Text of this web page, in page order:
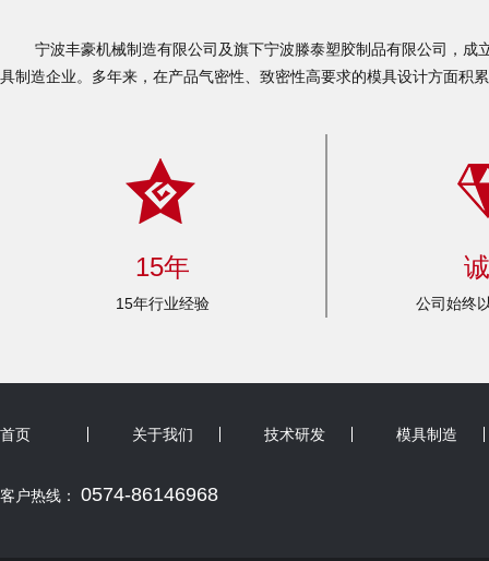
宁波丰豪机械制造有限公司及旗下宁波滕泰塑胶制品有限公司，成
具制造企业。多年来，在产品气密性、致密性高要求的模具设计方面积
15年
15年行业经验 公司始终
首页 关于我们 技术研发 模具制造
客户热线： 0574-86146968